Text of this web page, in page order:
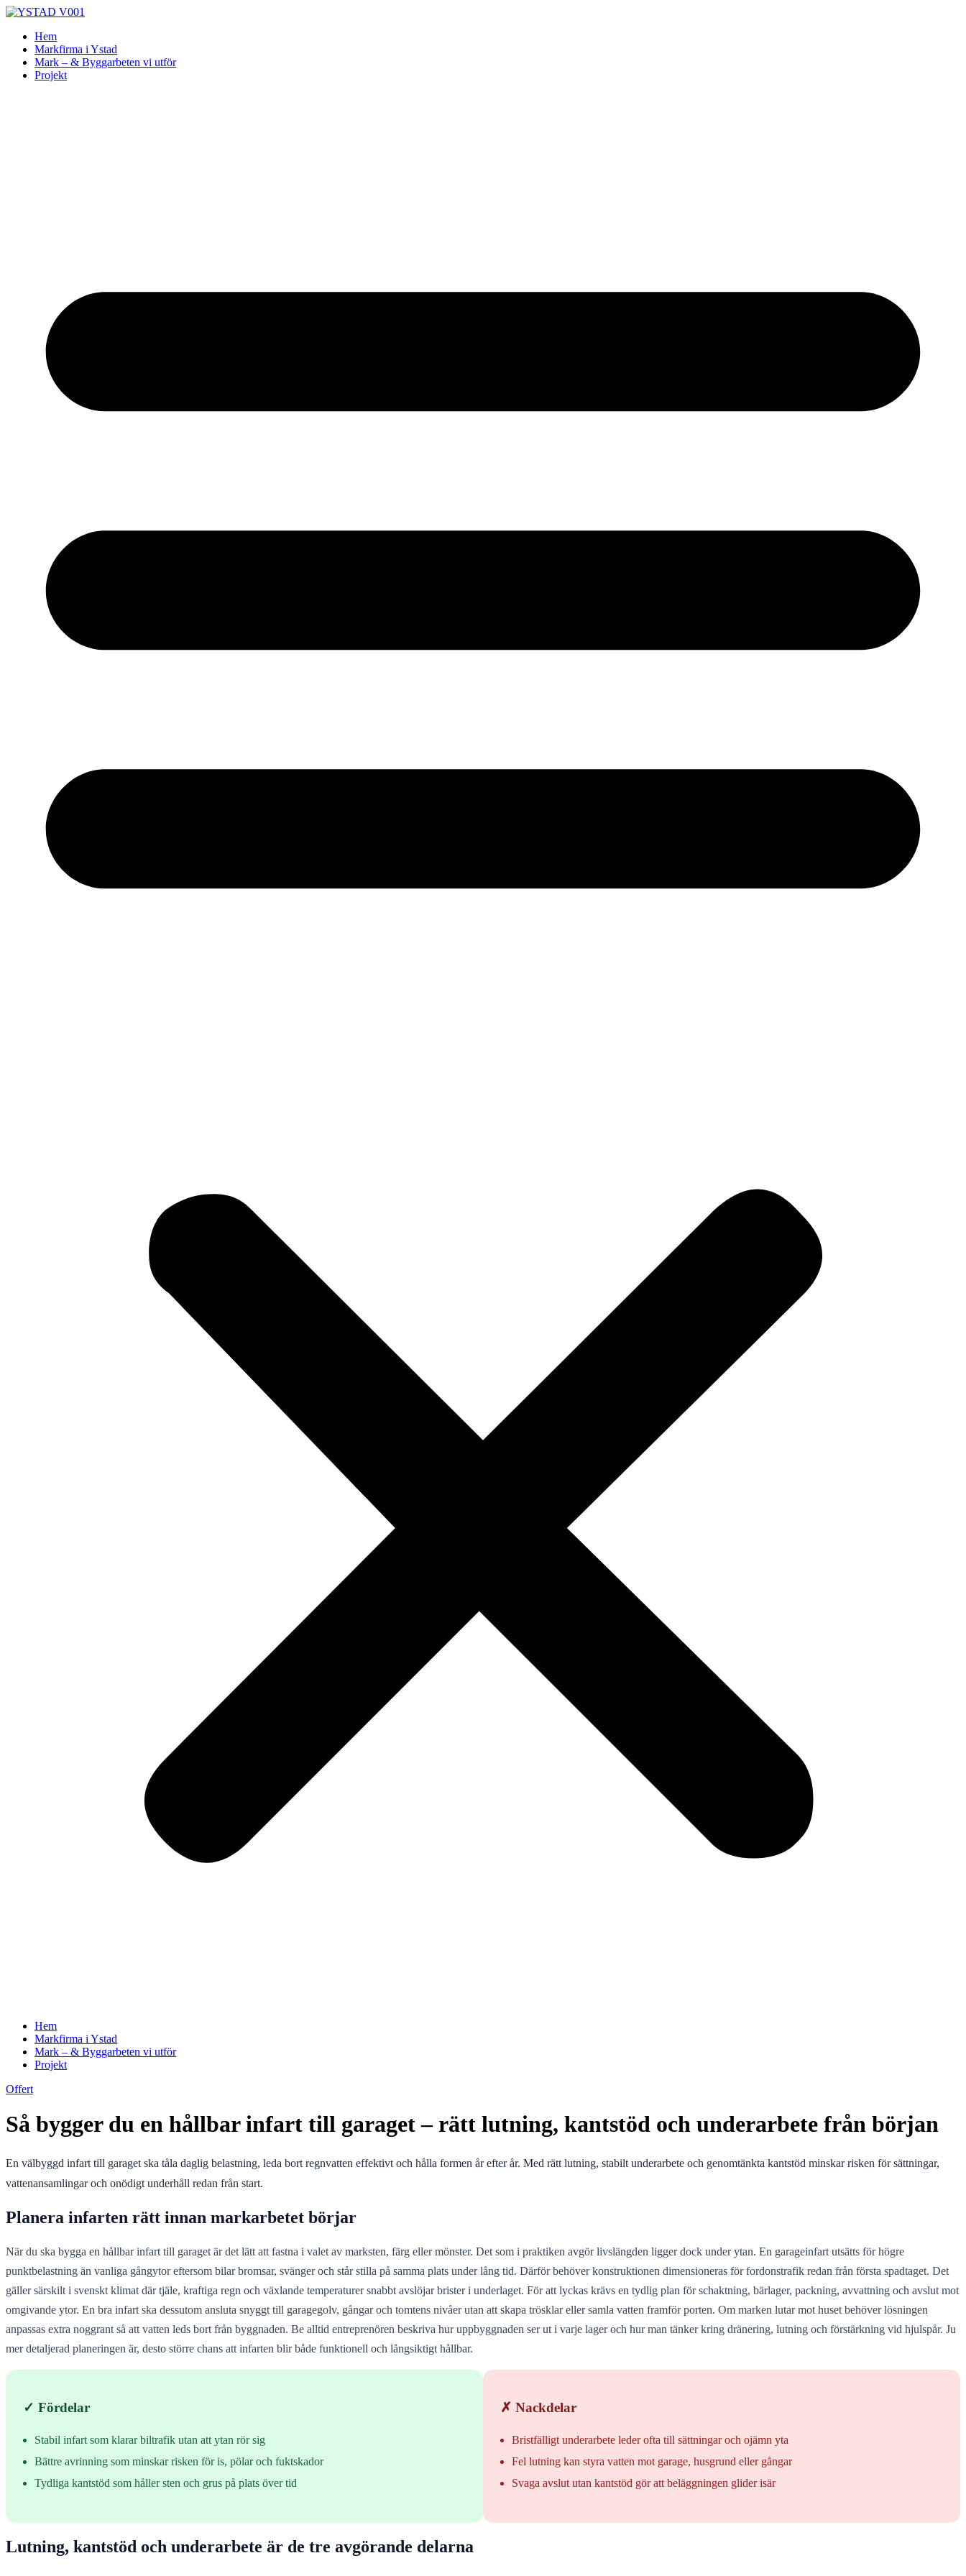
Skip
contentHem
Markfirma i Ystad
Mark – & Byggarbeten vi utför
Projekt
Hem
Markfirma i Ystad
Mark – & Byggarbeten vi utför
Projekt
Offert
Så bygger du en hållbar infart till garaget – rätt lutning, kantstöd och underarbete från början
En välbyggd infart till garaget ska tåla daglig belastning, leda bort regnvatten effektivt och hålla formen år efter år. Med rätt lutning, stabilt underarbete och genomtänkta kantstöd minskar risken för sättningar,
vattenansamlingar och onödigt underhåll redan från start.
Planera infarten rätt innan markarbetet börjar
När du ska bygga en hållbar infart till garaget är det lätt att fastna i valet av marksten, färg eller mönster. Det som i praktiken avgör livslängden ligger dock under ytan. En garageinfart utsätts för högre
punktbelastning än vanliga gångytor eftersom bilar bromsar, svänger och står stilla på samma plats under lång tid. Därför behöver konstruktionen dimensioneras för fordonstrafik redan från första spadtaget. Det
gäller särskilt i svenskt klimat där tjäle, kraftiga regn och växlande temperaturer snabbt avslöjar brister i underlaget. För att lyckas krävs en tydlig plan för schaktning, bärlager, packning, avvattning och avslut mot
omgivande ytor. En bra infart ska dessutom ansluta snyggt till garagegolv, gångar och tomtens nivåer utan att skapa trösklar eller samla vatten framför porten. Om marken lutar mot huset behöver lösningen
anpassas extra noggrant så att vatten leds bort från byggnaden. Be alltid entreprenören beskriva hur uppbyggnaden ser ut i varje lager och hur man tänker kring dränering, lutning och förstärkning vid hjulspår. Ju
mer detaljerad planeringen är, desto större chans att infarten blir både funktionell och långsiktigt hållbar.
✓ Fördelar
Stabil infart som klarar biltrafik utan att ytan rör sig
Bättre avrinning som minskar risken för is, pölar och fuktskador
Tydliga kantstöd som håller sten och grus på plats över tid
✗ Nackdelar
Bristfälligt underarbete leder ofta till sättningar och ojämn yta
Fel lutning kan styra vatten mot garage, husgrund eller gångar
Svaga avslut utan kantstöd gör att beläggningen glider isär
Lutning, kantstöd och underarbete är de tre avgörande delarna